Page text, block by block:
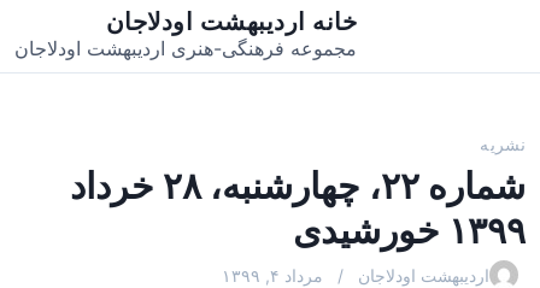
i
خانه اردیبهشت اودلاجان
مجموعه فرهنگی-هنری اردیبهشت اودلاجان
نشریه
شماره ۲۲، چهارشنبه، ۲۸ خرداد
۱۳۹۹ خورشیدی
اردیبهشت اودلاجان مرداد ۴, ۱۳۹۹